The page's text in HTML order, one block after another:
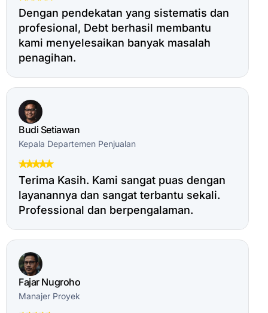
Dengan pendekatan yang sistematis dan
profesional, Debt berhasil membantu
kami menyelesaikan banyak masalah
penagihan.
Budi Setiawan
Kepala Departemen Penjualan
Terima Kasih. Kami sangat puas dengan
layanannya dan sangat terbantu sekali.
Professional dan berpengalaman.
Fajar Nugroho
Manajer Proyek